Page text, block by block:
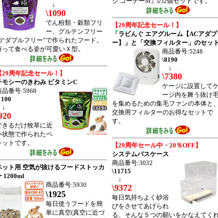
↓
\1090
でん粉類・穀類フリ
ー、グルテンフリー
“ダブルフリー”で作られたフード。
って食べる姿が可愛いＸ型。
29周年記念セール！】
モシーのきわみ ビタミンC
品番号:5968
きるだけ牧草に近
状態で作られたペ
ットです。
ット用 空気が抜けるフードストッカ
1200ml
商品番号:5930
\1925
毎日使うフードを簡
単に真空(真空に近づ
【29周年記念セール！】
「ラビんぐ エアグルーム【ACアダプ
ー】」と「交換フィルター」のセット
商品番号:5248
\8190
↓
\7380
ケージに設置してケ
ージ内を舞う抜け
を集めるための集毛ファンの本体と、
交換用フィルターのお得なセットで
す。
【29周年セール中・20％OFF】
システムバスケース
商品番号:3032
\11715
↓
\9372
毎日気持ちよく砂浴
びをさせてあげられ
る、そんな５つの願いをかなえてく